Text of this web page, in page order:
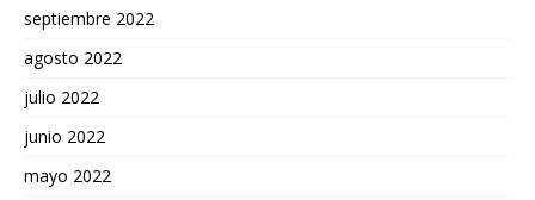
septiembre 2022
agosto 2022
julio 2022
junio 2022
mayo 2022